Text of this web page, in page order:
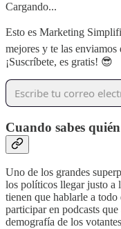
Cargando...
Esto es Marketing
mejores y te las
¡Suscríbete, es gratis! 😎
Cuando sabes
Uno de los grandes
los políticos llegar justo a
tienen que hablarle a
participar en podcasts
demografía de los